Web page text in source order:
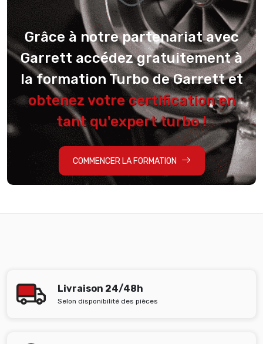
Grâce à notre partenariat avec
Garrett accédez gratuitement à
la formation Turbo de Garrett et
obtenez votre certification en
tant qu'expert turbo !
COMMENCER LA FORMATION
Livraison 24/48h
Selon disponibilité des pièces